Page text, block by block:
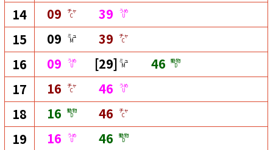
14 09 チャ
C 39 うめ
U
15 09 ミュ
M 39 チャ
C
16 09 うめ
U [29] ミュ
M 46 動物
D
17 16 チャ
C 46 うめ
U
18 16 動物
D 46 チャ
C
19 16 うめ
U 46 動物
D